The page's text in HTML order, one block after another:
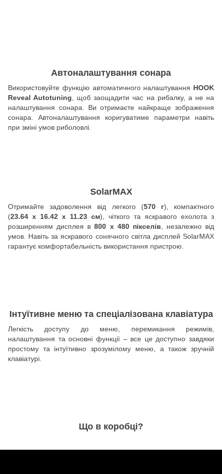
Автоналаштування сонара
Використовуйте функцію автоматичного налаштування HOOK
Reveal Autotuning , щоб заощадити час на рибалку, а не на
налаштування сонара. Ви отримаєте найкраще зображення
сонара. Автоналаштування коригуватиме параметри навіть
при зміні умов риболовлі.
SolarMAX
Отримайте задоволення від легкого (570 г), компактного
(23.64 х 16.42 х 11.23 см), чіткого та яскравого ехолота з
розширенням дисплея в800 х 480 пікселів , незалежно від
умов. Навіть за яскравого сонячного світла дисплей SolarMAX
гарантує комфортабельність використання пристрою.
Інтуїтивне меню та спеціалізована клавіатура
Легкість доступу до меню, перемикання режимів,
налаштування та основні функції – все це доступно завдяки
простому та інтуїтивно зрозумілому меню, а також зручній
клавіатурі.
Що в коробці?